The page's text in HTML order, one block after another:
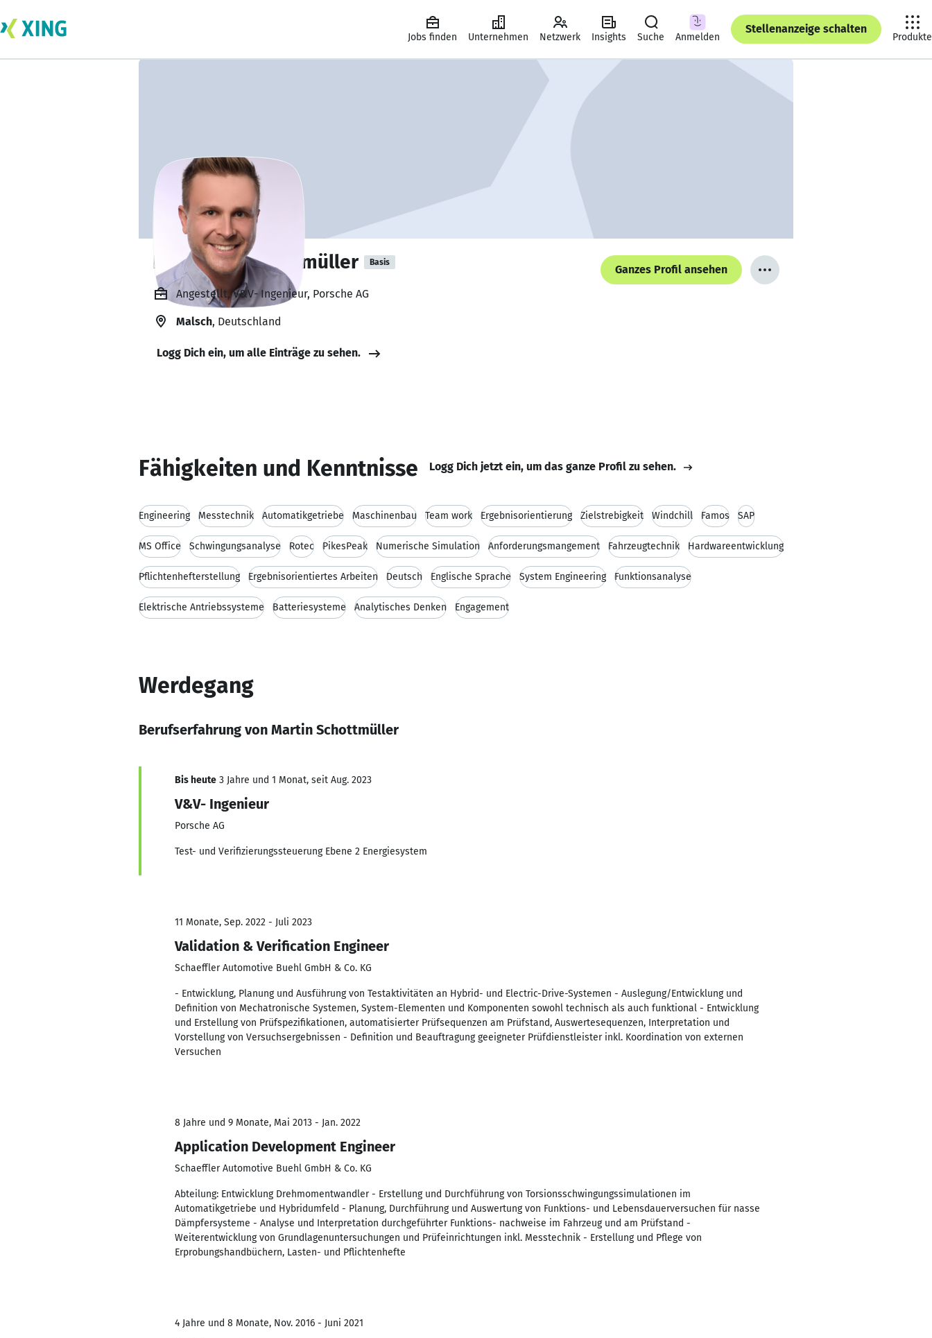
Jobs finden Unternehmen Netzwerk Insights Suche Anmelden
Stellenanzeige schalten
Produkte
Dr. Martin Schottmüller Basis
Ganzes Profil ansehen
Angestellt, V&V- Ingenieur, Porsche AG
Malsch, Deutschland
Logg Dich ein, um alle Einträge zu sehen.
Fähigkeiten und Kenntnisse Logg Dich jetzt ein, um das ganze Profil zu sehen.
Engineering Messtechnik Automatikgetriebe Maschinenbau Team work Ergebnisorientierung Zielstrebigkeit Windchill Famos SAP
MS Office Schwingungsanalyse Rotec PikesPeak Numerische Simulation Anforderungsmangement Fahrzeugtechnik Hardwareentwicklung
Pflichtenhefterstellung Ergebnisorientiertes Arbeiten Deutsch Englische Sprache System Engineering Funktionsanalyse
Elektrische Antriebssysteme Batteriesysteme Analytisches Denken Engagement
Werdegang
Berufserfahrung von Martin Schottmüller
Bis heute 3 Jahre und 1 Monat, seit Aug. 2023
V&V- Ingenieur
Porsche AG
Test- und Verifizierungssteuerung Ebene 2 Energiesystem
11 Monate, Sep. 2022 - Juli 2023
Validation & Verification Engineer
Schaeffler Automotive Buehl GmbH & Co. KG
- Entwicklung, Planung und Ausführung von Testaktivitäten an Hybrid- und Electric-Drive-Systemen - Auslegung/Entwicklung und
Definition von Mechatronische Systemen, System-Elementen und Komponenten sowohl technisch als auch funktional - Entwicklung
und Erstellung von Prüfspezifikationen, automatisierter Prüfsequenzen am Prüfstand, Auswertesequenzen, Interpretation und
Vorstellung von Versuchsergebnissen - Definition und Beauftragung geeigneter Prüfdienstleister inkl. Koordination von externen
Versuchen
8 Jahre und 9 Monate, Mai 2013 - Jan. 2022
Application Development Engineer
Schaeffler Automotive Buehl GmbH & Co. KG
Abteilung: Entwicklung Drehmomentwandler - Erstellung und Durchführung von Torsionsschwingungssimulationen im
Automatikgetriebe und Hybridumfeld - Planung, Durchführung und Auswertung von Funktions- und Lebensdauerversuchen für nasse
Dämpfersysteme - Analyse und Interpretation durchgeführter Funktions- nachweise im Fahrzeug und am Prüfstand -
Weiterentwicklung von Grundlagenuntersuchungen und Prüfeinrichtungen inkl. Messtechnik - Erstellung und Pflege von
Erprobungshandbüchern, Lasten- und Pflichtenhefte
4 Jahre und 8 Monate, Nov. 2016 - Juni 2021